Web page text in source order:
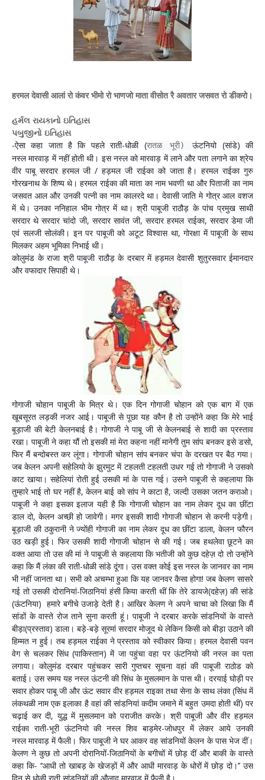
हरमल देवासी आलां रो कंवर भीमो रो भाणजो माता वीसोत रै अवतार जसवत रो डीकरो।
હર્મલ રાયકાનો ઇતિહાસ
પબુજીનો ઇતિહાસ
-ऐसा कहा जाता है कि पहलेराती-धोळी (रातळ भूरी) ऊंटनियो (सांडे) की
नस्लमारवाड़ में नहीं होती थी। इस नस्ल को मारवाड़ में लाने और पता लगाने काश्रेय
वीर पाबू सरदार हरमल जी / हड़मल जी राईका को जाता है। हरमल राईका गुरु
गोरखनाथ के शिष्य थे । हरमल राईका की माता का नाम भवणी था और पिताजी का नाम
जसवत आल और उनकी पत्नी का नाम कालरदे था । देवासी जाति मे गोत्र आल वशज
में थे । उनका ननिहाल भीम गोत्र में था । श्री पाबूजी राठौड़ के पांच प्रमुख साथी
सरदार थे सरदार चांदो जी, सरदार सावंत जी, सरदार हरमल राईका, सरदार डेमा जी
एवं सलजी सोलंकी । इन पर पाबूजी को अटूट विश्वास था, गोरक्षा में पाबूजी के साथ
मिलकर अहम भूमिका निभाई थी ।
कोलुमंड के राजा श्री पाबूजी राठौड़ के दरबार में हड़मल देवासी शुतुरसवार ईमानदार
और वफादार सिपाहीथे।
गोगाजी चोहान पाबूजी के मित्र थे। एक दिन गोगाजी चोहान को एक बाग में एक
खूबसूरत लड़की नजर आई। पाबूजी से पूछा यह कौन है तो उन्होंने कहा कि मेरे भाई
बूड़ाजी की बेटी केलनबाई है। गोगाजी ने पाबू जी से केलनबाई से शादी का प्रस्ताव
रखा। पाबूजी ने कहा यौं तो इसकी मां मेरा कहना नहीं मानेगी तुम सांप बनकर इसे डसो,
फिर मैं बन्दोबस्त कर लूंगा। गोगाजी चोहान सांप बनकर चंपा के दरखत पर बैठ गया।
जब केलन अपनी सहेलियो के झुरमुट में टहलती टहलती उधर गई तो गोगाजी ने उसको
काट खाया। सहेलियां रोती हुई उसकी मां के पास गई। उसने पाबूजी से कहलाया कि
तुम्हारे भाई तो घर नहीं है, केलन बाई को सांप ने काटा है, जल्दी उसका जतन कराओ।
पाबूजी ने कहा इसका इलाज यही है कि गोगाजी चोहान का नाम लेकर दूध का छींटा
डाल दो, केलन अच्छी हो जावेगी। मगर इसकी शादी गोगाजी चोहान से करनी पड़ेगी।
बूड़ाजी की ठकुरानी ने ज्योंही गोगाजी का नाम लेकर दूध का छींटा डाला, केलन फौरन
उठ खड़ी हुई। फिर उसकी शादी गोगाजी चोहान से की गई। जब हथलेवा छूटने का
वक्त आया तो उस की मां ने पाबूजी से कहलाया कि भतीजी को कुछ दहेज़ दो तो उन्होंने
कहा कि मैं लंका की राती-धोळी सांडे दूंगा। उस वक्त कोई इस नस्ल के जानवर का नाम
भी नहीं जानता था। सभी को अचम्भा हुआ कि यह जानवर कैसा होगा! जब केलण सासरे
गई तो उसकी दोरानियां-जिठानियां हंसी किया करती थीं कि तेरे डायजे(दहेज़) की सांडे
(ऊंटनिया) हमारे बगीचे उजाड़े देती है। आखिर केलण ने अपने चाचा को लिखा कि मैं
सांडों के वास्ते रोज ताने सुना करती हूं। पाबूजी ने दरबार करके सांडनियों के वास्ते
बीड़ा(प्रस्ताव) डाला। बड़े-बड़े सूरमां सरदार मोजूद थे लेकिन किसी को बीड़ा उठाने की
हिम्मत न हुई। तब हड़मल राईका ने प्रस्ताव को स्वीकार किया। हरमल देवासी पवन
वेग से चलकर सिंध (पाकिस्तान) में जा पहुंचा वहा पर ऊंटनियो की नस्ल का पता
लगाया ।कोलुमंड दरबार पहुंचकर सारी गुप्तचर सूचना वहां की पाबूजी राठोड को
बताई । उस समय यह नस्ल ऊंटनीकी सिंध के मुसलमान के पास थी। दरयाई घोड़ी पर
सवार होकर पाबू जी और ऊंट सवार वीर हड़मल राइका तथा सेना के साथ लंका (सिंध में
लंकथळी नाम एक इलाका है वहां की सांडनियां कदीम जमाने में बहुत उमदा होती थीं) पर
चढ़ाई कर दी, युद्ध में मुसलमान को पराजीत करके। श्री पाबूजी और वीर हड़मल
राईका राती-भूरी ऊंटनियो की नस्ल शिव बाड़मेर-जोधपुर में लेकर आये उनकी
नस्ल मारवाड़ में फैली। फिर पाबूजी ने घर आकर वह सांडनियों केलन के पास भेज दीं।
केलण ने कुछ तो अपनी दोरानियों-जिठानियों के बगीचों में छोड़ दीं और बाकी के वास्ते
कहा कि- ‘‘आधी तो खाबड़ के खेजड़ों में और आधी मारवाड़ के धोरों में छोड़ दो।’’ उस